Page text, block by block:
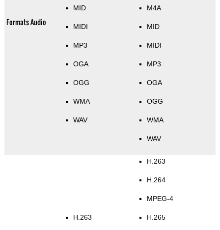
Formats Audio
MID
MIDI
MP3
OGA
OGG
WMA
WAV
M4A
MID
MIDI
MP3
OGA
OGG
WMA
WAV
H.263
H.263
H.264
MPEG-4
H.265